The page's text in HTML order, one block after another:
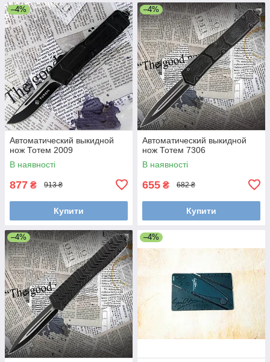
–4%
Автоматический выкидной
нож Тотем 2009
В наявності
877 ₴ 913 ₴
Купити
–4%
Автоматический выкидной
нож Тотем 7306
В наявності
655 ₴ 682 ₴
Купити
–4% –4%